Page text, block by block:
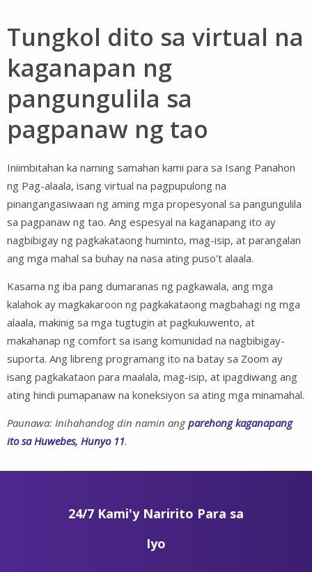
Tungkol dito sa virtual na
kaganapan ng
pangungulila sa
pagpanaw ng tao
Iniimbitahan ka naming samahan kami para sa Isang Panahon
ng Pag-alaala, isang virtual na pagpupulong na
pinangangasiwaan ng aming mga propesyonal sa pangungulila
sa pagpanaw ng tao. Ang espesyal na kaganapang ito ay
nagbibigay ng pagkakataong huminto, mag-isip, at parangalan
ang mga mahal sa buhay na nasa ating puso't alaala.
Kasama ng iba pang dumaranas ng pagkawala, ang mga
kalahok ay magkakaroon ng pagkakataong magbahagi ng mga
alaala, makinig sa mga tugtugin at pagkukuwento, at
makahanap ng comfort sa isang komunidad na nagbibigay-
suporta. Ang libreng programang ito na batay sa Zoom ay
isang pagkakataon para maalala, mag-isip, at ipagdiwang ang
ating hindi pumapanaw na koneksiyon sa ating mga minamahal.
Paunawa: Inihahandog din namin angparehong kaganapang
ito sa Huwebes, Hunyo 11.
24/7 Kami'y Naririto Para sa
Iyo